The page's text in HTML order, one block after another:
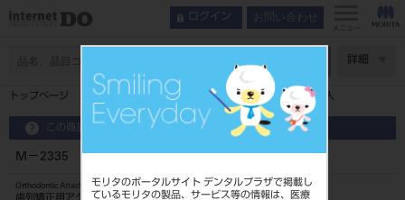
モリタのポータルサイト デンタルプラザで掲載し
ているモリタの製品、サービス等の情報は、医療
ログイン お問い合わせ
メニュー
詳細
トップページ M－2335 シナジィー ブラケット ロス 10入
この商品に関するお問い合わせ
M－2335 シナジィー ブラケット ロス 10入
Orthodontic Attachment